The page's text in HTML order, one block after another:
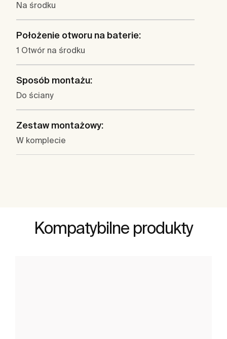
Na środku
Położenie otworu na baterie:
1 Otwór na środku
Sposób montażu:
Do ściany
Zestaw montażowy:
W komplecie
Kompatybilne produkty